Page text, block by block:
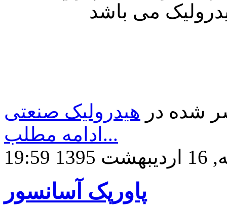
شده در هیدرولیک صنعتی
ادامه مطلب...
پاورپک آسانسور